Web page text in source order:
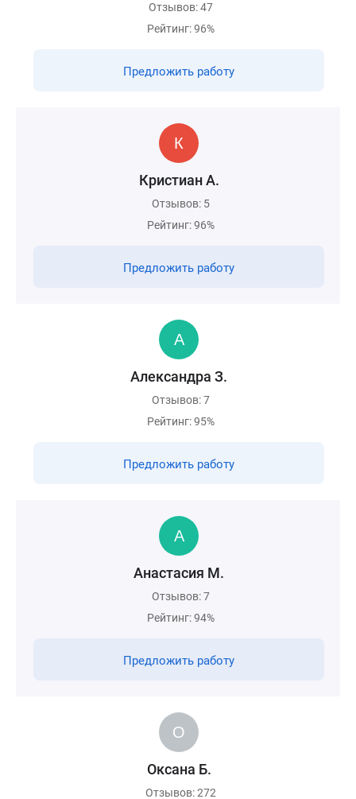
Отзывов: 47
Рейтинг: 96%
Предложить работу
Кристиан А.
Отзывов: 5
Рейтинг: 96%
Предложить работу
Александра З.
Отзывов: 7
Рейтинг: 95%
Предложить работу
Анастасия М.
Отзывов: 7
Рейтинг: 94%
Предложить работу
Оксана Б.
Отзывов: 272